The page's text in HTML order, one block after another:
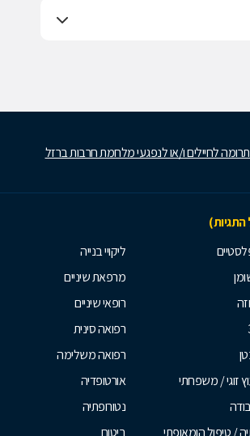
לחיילים ו/או לנפגעי מלחמת חרבות ברזל
זוגי / משפחתי
/ טיפול הומאופתי
ליקויי בנייה
מרפאת שיניים
רופאי שיניים
רפואה סינית
רפואה משלימה
אורטופדיה
נטורופתיה
ביטוח